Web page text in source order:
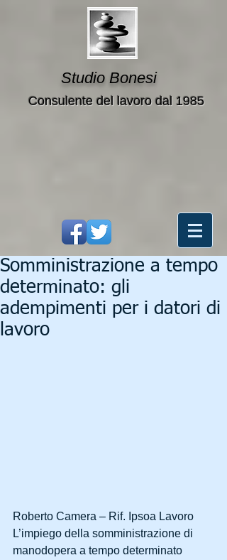
Studio Bonesi
Consulente del lavoro dal 1985
Somministrazione a tempo
determinato: gli
adempimenti per i datori di
lavoro
Roberto Camera – Rif. Ipsoa Lavoro
L’impiego della somministrazione di
manodopera a tempo determinato